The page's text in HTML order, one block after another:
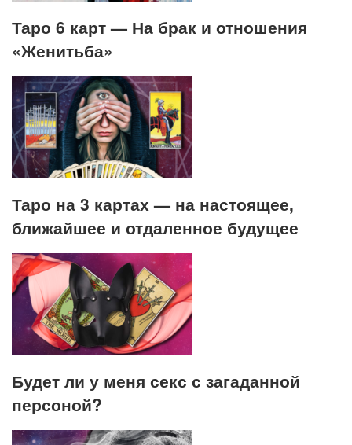
Таро 6 карт — На брак и отношения
«Женитьба»
Таро на 3 картах — на настоящее,
ближайшее и отдаленное будущее
Будет ли у меня секс с загаданной
персоной?